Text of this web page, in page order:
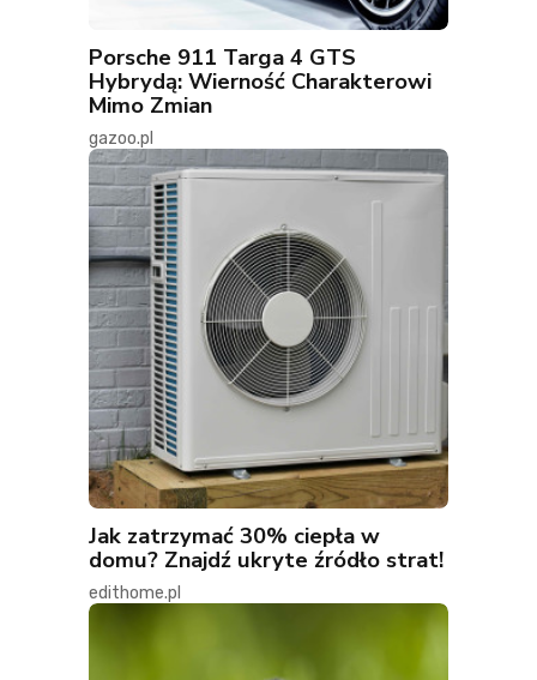
Porsche 911 Targa 4 GTS
Hybrydą: Wierność Charakterowi
Mimo Zmian
gazoo.pl
Jak zatrzymać 30% ciepła w
domu? Znajdź ukryte źródło strat!
edithome.pl